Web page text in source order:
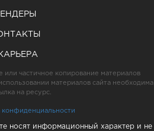
частичное копирование материалов
материалов сайта необходима
на ресурс.
конфиденциальности
носят информационный характер и не